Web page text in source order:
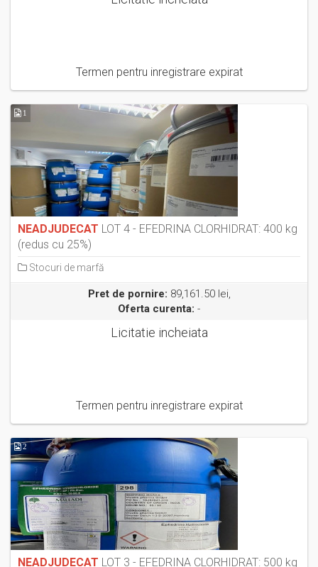
Termen pentru inregistrare expirat
1
NEADJUDECAT LOT 4 - EFEDRINA CLORHIDRAT: 400 kg
(redus cu 25%)
Stocuri de marfă
Pret de pornire: 89,161.50 lei,
Oferta curenta: -
Licitatie incheiata
Termen pentru inregistrare expirat
2
NEADJUDECAT LOT 3 - EFEDRINA CLORHIDRAT: 500 kg